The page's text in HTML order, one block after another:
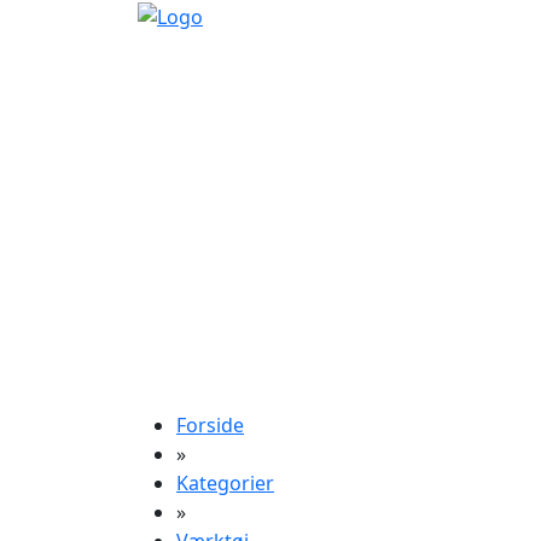
Forside
»
Kategorier
»